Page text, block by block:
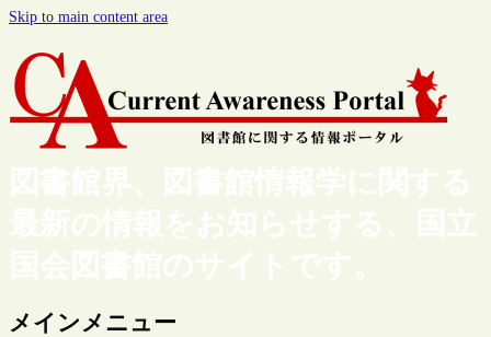
Skip to main content area
図書館界、図書館情報学に関する
最新の情報をお知らせする、国立
国会図書館のサイトです。
メインメニュー